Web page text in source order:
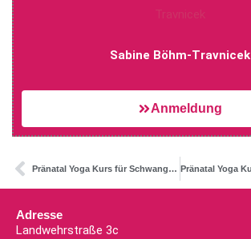
Sabine Böhm-Travnicek
Anmeldung
Pränatal Yoga Kurs für Schwangere (“live+online”)
Adresse
Landwehrstraße 3c